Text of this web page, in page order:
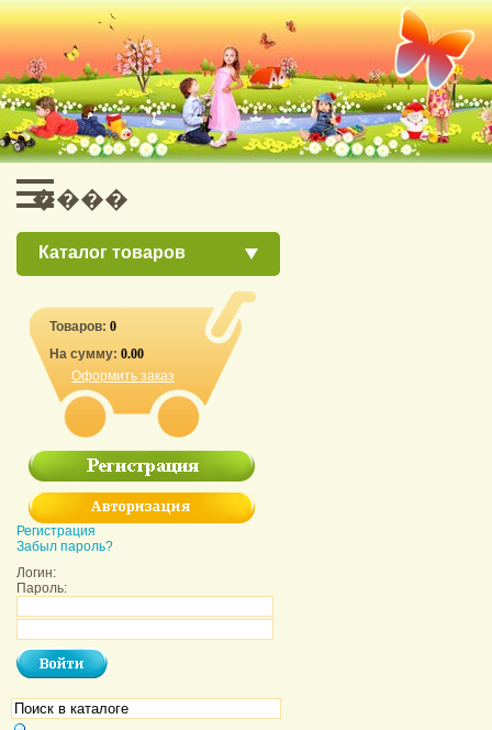
Каталог товаров
Товаров: 0
На сумму: 0.00
Оформить заказ
Регистрация
Забыл пароль?
Логин:
Пароль: